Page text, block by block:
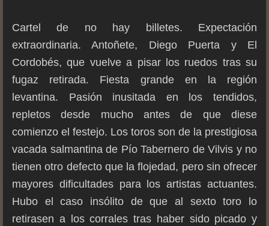
Cartel de no hay billetes. Expectación
extraordinaria. Antoñete, Diego Puerta y El
Cordobés, que vuelve a pisar los ruedos tras su
fugaz retirada. Fiesta grande en la región
levantina. Pasión inusitada en los tendidos,
repletos desde mucho antes de que diese
comienzo el festejo. Los toros son de la prestigiosa
vacada salmantina de Pío Tabernero de Vilvis y no
tienen otro defecto que la flojedad, pero sin ofrecer
mayores dificultades para los artistas actuantes.
Hubo el caso insólito de que al sexto toro lo
retirasen a los corrales tras haber sido picado y